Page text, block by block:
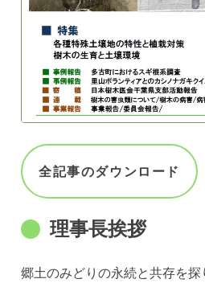
全記事のダウンロード
理事長挨拶
郷土のみどりの永続と共存を